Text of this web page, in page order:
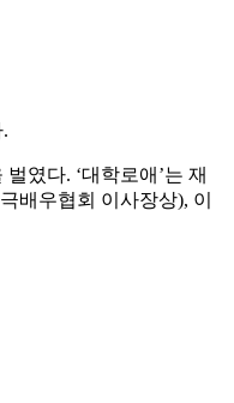
였다. ‘대학로애’는 재
배우협회 이사장상), 이